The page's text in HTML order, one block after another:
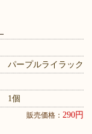
パープルライラック
1個
販売価格： 290円